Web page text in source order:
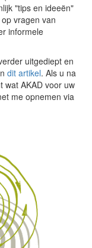
"tips en ideeën"
vragen van
informele
uitgediept en
dit artikel. Als u na
wat AKAD voor uw
me opnemen via